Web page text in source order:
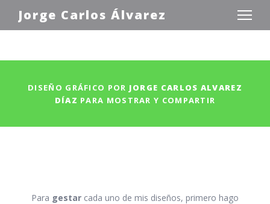
Jorge Carlos Álvarez
DISEÑO GRÁFICO POR JORGE CARLOS ALVAREZ
DÍAZ PARA MOSTRAR Y COMPARTIR
Para gestar cada uno de mis diseños, primero hago